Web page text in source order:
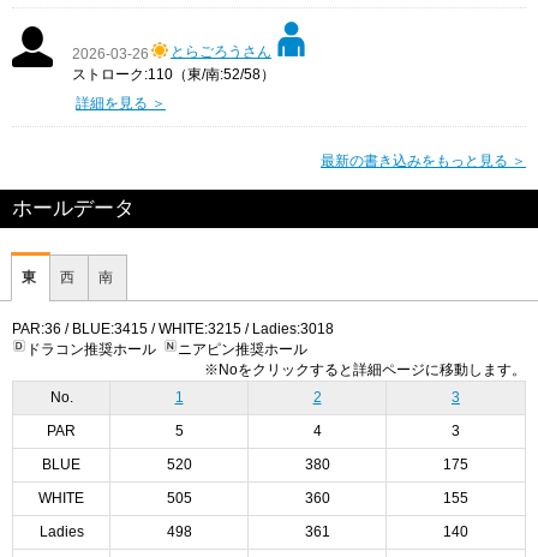
2026-03-26
とらごろうさん
ストローク:110（東/南:52/58）
詳細を見る ＞
最新の書き込みをもっと見る ＞
ホールデータ
東 西 南
PAR:36 / BLUE:3415 / WHITE:3215 / Ladies:3018
ドラコン推奨ホール
ニアピン推奨ホール
※Noをクリックすると詳細ページに移動します。
No.
1 2 3
PAR 5 4 3
BLUE 520 380 175
WHITE 505 360 155
Ladies 498 361 140